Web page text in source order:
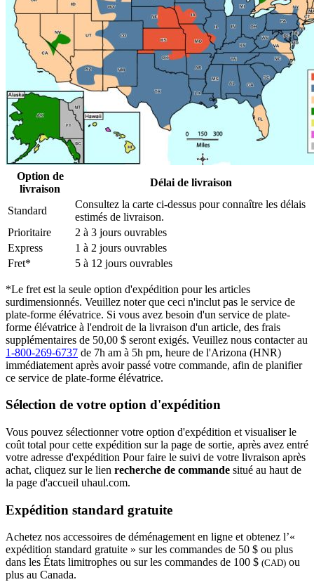
Option de
livraison
Délai de livraison
Standard
Consultez la carte ci-dessus pour connaître les délais
estimés de livraison.
Prioritaire
2 à 3 jours ouvrables
Express
1 à 2 jours ouvrables
Fret*
5 à 12 jours ouvrables
*Le fret est la seule option d'expédition pour les articles
surdimensionnés. Veuillez noter que ceci n'inclut pas le service de
plate-forme élévatrice. Si vous avez besoin d'un service de plate-
forme élévatrice à l'endroit de la livraison d'un article, des frais
supplémentaires de 50,00 $ seront exigés. Veuillez nous contacter au
1-800-269-6737 de 7h am à 5h pm, heure de l'Arizona (HNR)
immédiatement après avoir passé votre commande, afin de planifier
ce service de plate-forme élévatrice.
Sélection de votre option d'expédition
Vous pouvez sélectionner votre option d'expédition et visualiser le
coût total pour cette expédition sur la page de sortie, après avez entré
votre adresse d'expédition Pour faire le suivi de votre livraison après
achat, cliquez sur le lien recherche de commande situé au haut de
la page d'accueil uhaul.com.
Expédition standard gratuite
Achetez nos accessoires de déménagement en ligne et obtenez l’«
expédition standard gratuite » sur les commandes de 50 $ ou plus
dans les États limitrophes ou sur les commandes de 100 $ (CAD) ou
plus au Canada.